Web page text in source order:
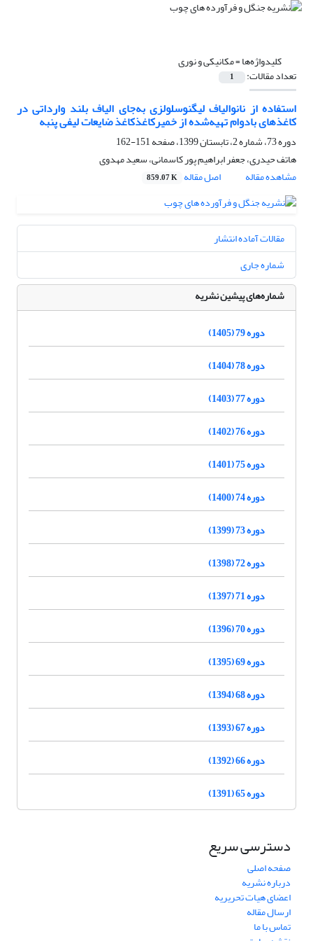
کلیدواژه‌ها =مکانیکی و نوری
تعداد مقالات: 1
استفاده از نانوالیاف لیگنوسلولزی به‌جای الیاف بلند وارداتی در
کاغذهای بادوام تهیه‌شده از خمیرکاغذکاغذ ضایعات لیفی پنبه
دوره 73، شماره 2، تابستان 1399، صفحه
151-162
هاتف حیدری، جعفر ابراهیم پور کاسمانی، سعید مهدوی
مشاهده مقاله
اصل مقاله 859.07 K
مقالات آماده انتشار
شماره جاری
شماره‌های پیشین نشریه
دوره 79 (1405)
دوره 78 (1404)
دوره 77 (1403)
دوره 76 (1402)
دوره 75 (1401)
دوره 74 (1400)
دوره 73 (1399)
دوره 72 (1398)
دوره 71 (1397)
دوره 70 (1396)
دوره 69 (1395)
دوره 68 (1394)
دوره 67 (1393)
دوره 66 (1392)
دوره 65 (1391)
دسترسی سریع
صفحه اصلی
درباره نشریه
اعضای هیات تحریریه
ارسال مقاله
تماس با ما